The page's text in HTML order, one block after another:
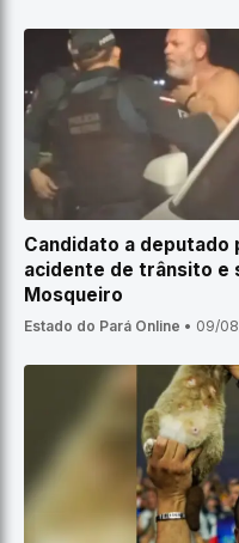
Candidato a deputado
acidente de trânsito e
Mosqueiro
Estado do Pará Online • 09/